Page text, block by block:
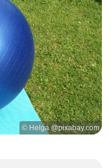
© Helga @pixabay.com